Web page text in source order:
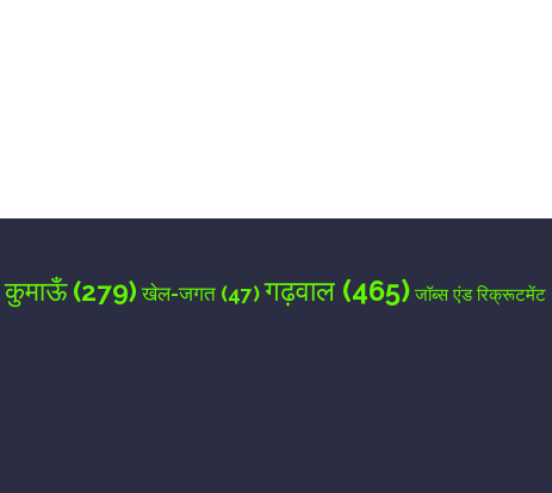
कुमाऊँ(279) खेल-जगत (47) गढ़वाल (465) जॉब्स एंड रिक्रूटमेंट